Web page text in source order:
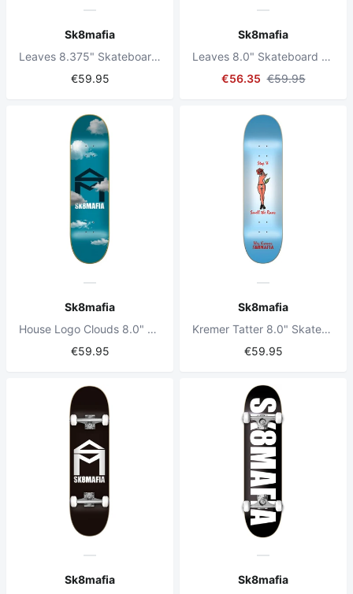
Sk8mafia
Leaves 8.375" Skateboard Deck
€59.95
Sk8mafia
Leaves 8.0" Skateboard Deck
€56.35 €59.95
Sk8mafia
House Logo Clouds 8.0" Skateboard Deck
€59.95
Sk8mafia
Kremer Tatter 8.0" Skateboard Deck
€59.95
Sk8mafia
Sk8mafia